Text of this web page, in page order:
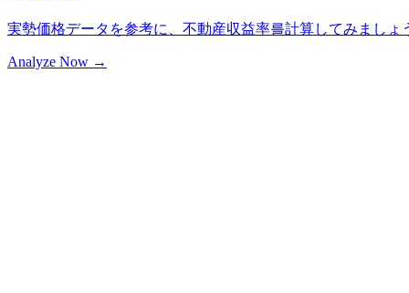
実勢価格データを参考に、不動産収益率를計算してみましょ
Analyze Now →